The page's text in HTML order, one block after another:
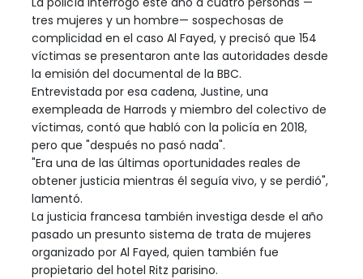
tres mujeres y un hombre— sospechosas de
complicidad en el caso Al Fayed, y precisó que 154
víctimas se presentaron ante las autoridades desde
la emisión del documental de la BBC.
Entrevistada por esa cadena, Justine, una
exempleada de Harrods y miembro del colectivo de
víctimas, contó que habló con la policía en 2018,
pero que "después no pasó nada".
"Era una de las últimas oportunidades reales de
obtener justicia mientras él seguía vivo, y se perdió",
lamentó.
La justicia francesa también investiga desde el año
pasado un presunto sistema de trata de mujeres
organizado por Al Fayed, quien también fue
propietario del hotel Ritz parisino.